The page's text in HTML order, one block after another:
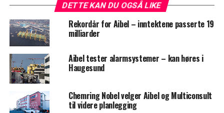
DETTE KAN DU OGSÅ LIKE
Rekordår for Aibel – inntektene passerte 19
milliarder
Aibel tester alarmsystemer – kan høres i
Haugesund
Chemring Nobel velger Aibel og Multiconsult
til videre planlegging